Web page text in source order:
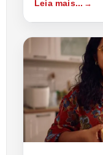
Leia mais...